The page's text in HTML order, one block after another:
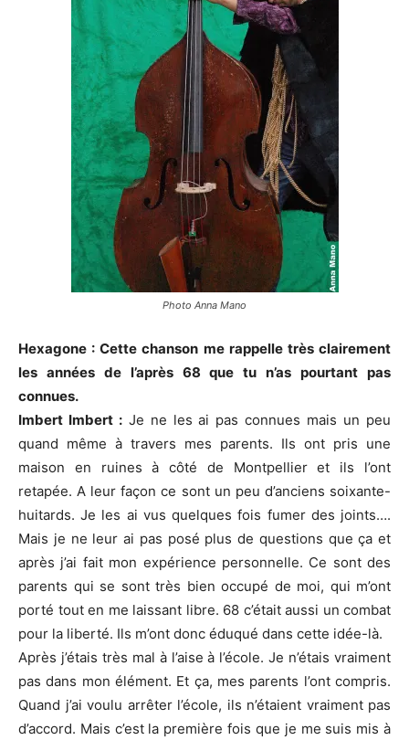
Photo Anna Mano
Hexagone : Cette chanson me rappelle très clairement
les années de l’après 68 que tu n’as pourtant pas
connues.
Imbert Imbert :Je ne les ai pas connues mais un peu
quand même à travers mes parents. Ils ont pris une
maison en ruines à côté de Montpellier et ils l’ont
retapée. A leur façon ce sont un peu d’anciens soixante-
huitards. Je les ai vus quelques fois fumer des joints….
Mais je ne leur ai pas posé plus de questions que ça et
après j’ai fait mon expérience personnelle. Ce sont des
parents qui se sont très bien occupé de moi, qui m’ont
porté tout en me laissant libre. 68 c’était aussi un combat
pour la liberté. Ils m’ont donc éduqué dans cette idée-là.
Après j’étais très mal à l’aise à l’école. Je n’étais vraiment
pas dans mon élément. Et ça, mes parents l’ont compris.
Quand j’ai voulu arrêter l’école, ils n’étaient vraiment pas
d’accord. Mais c’est la première fois que je me suis mis à